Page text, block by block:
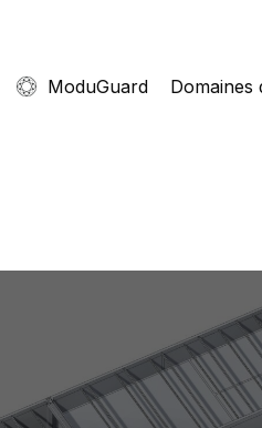
ModuGuard Domaines